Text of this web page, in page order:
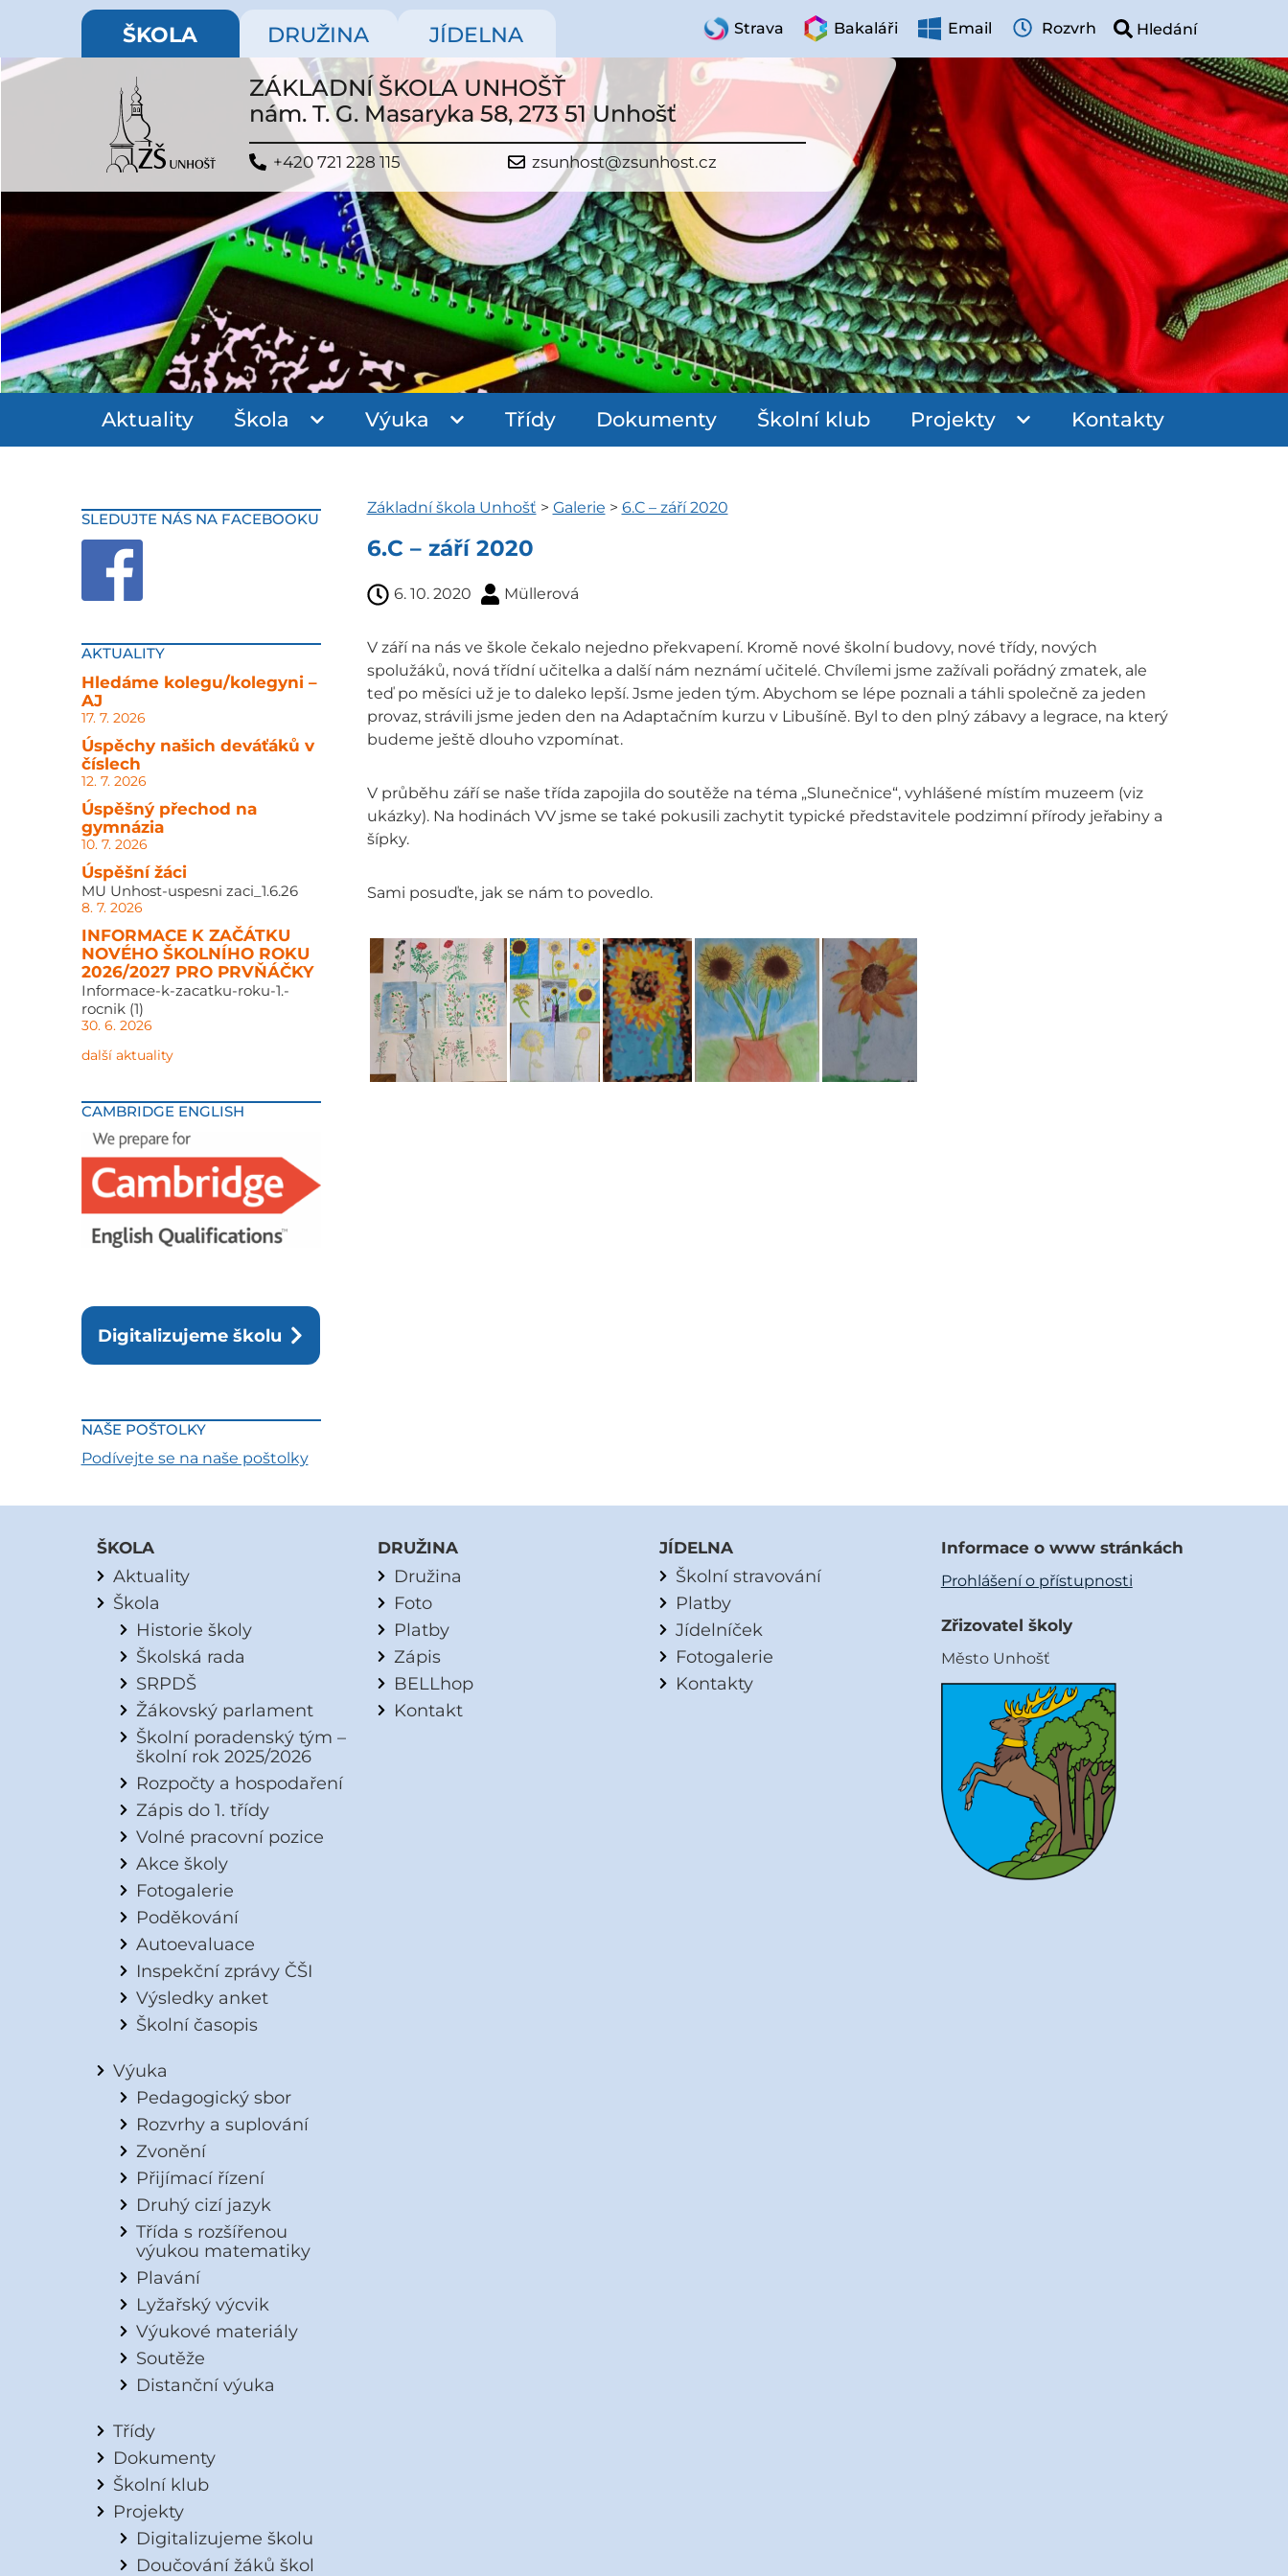
ŠKOLA DRUŽINA JÍDELNA Strava Bakaláři Email Rozvrh
ZÁKLADNÍ ŠKOLA UNHOŠŤ
nám. T. G. Masaryka 58, 273 51 Unhošť
+420 721 228 115 zsunhost@zsunhost.cz
Aktuality Škola Výuka Třídy Dokumenty Školní klub Projekty Kontakty
SLEDUJTE NÁS NA FACEBOOKU
AKTUALITY
Hledáme kolegu/kolegyni –
AJ
17. 7. 2026
Úspěchy našich deváťáků v
číslech
12. 7. 2026
Úspěšný přechod na
gymnázia
10. 7. 2026
Úspěšní žáci
MU Unhost-uspesni zaci_1.6.26
8. 7. 2026
INFORMACE K ZAČÁTKU
NOVÉHO ŠKOLNÍHO ROKU
2026/2027 PRO PRVŇÁČKY
Informace-k-zacatku-roku-1.-
rocnik (1)
30. 6. 2026
další aktuality
CAMBRIDGE ENGLISH
Digitalizujeme školu
NAŠE POŠTOLKY
Podívejte se na naše poštolky
Základní škola Unhošť > Galerie > 6.C – září 2020
6.C – září 2020
6. 10. 2020 Müllerová
V září na nás ve škole čekalo nejedno překvapení. Kromě nové školní budovy, nové třídy, nových
spolužáků, nová třídní učitelka a další nám neznámí učitelé. Chvílemi jsme zažívali pořádný zmatek, ale
teď po měsíci už je to daleko lepší. Jsme jeden tým. Abychom se lépe poznali a táhli společně za jeden
provaz, strávili jsme jeden den na Adaptačním kurzu v Libušíně. Byl to den plný zábavy a legrace, na který
budeme ještě dlouho vzpomínat.
V průběhu září se naše třída zapojila do soutěže na téma „Slunečnice“, vyhlášené místím muzeem (viz
ukázky). Na hodinách VV jsme se také pokusili zachytit typické představitele podzimní přírody jeřabiny a
šípky.
Sami posuďte, jak se nám to povedlo.
ŠKOLA
Aktuality
Škola
Historie školy
Školská rada
SRPDŠ
Žákovský parlament
Školní poradenský tým –
školní rok 2025/2026
Rozpočty a hospodaření
Zápis do 1. třídy
Volné pracovní pozice
Akce školy
Fotogalerie
Poděkování
Autoevaluace
Inspekční zprávy ČŠI
Výsledky anket
Školní časopis
Výuka
Pedagogický sbor
Rozvrhy a suplování
Zvonění
Přijímací řízení
Druhý cizí jazyk
Třída s rozšířenou
výukou matematiky
Plavání
Lyžařský výcvik
Výukové materiály
Soutěže
Distanční výuka
Třídy
Dokumenty
Školní klub
Projekty
Digitalizujeme školu
Doučování žáků škol
DRUŽINA
Družina
Foto
Platby
Zápis
BELLhop
Kontakt
JÍDELNA
Školní stravování
Platby
Jídelníček
Fotogalerie
Kontakty
Informace o www stránkách
Prohlášení o přístupnosti
Zřizovatel školy
Město Unhošť